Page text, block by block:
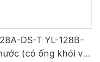
DS-T YL-128B-
(có ống khói và